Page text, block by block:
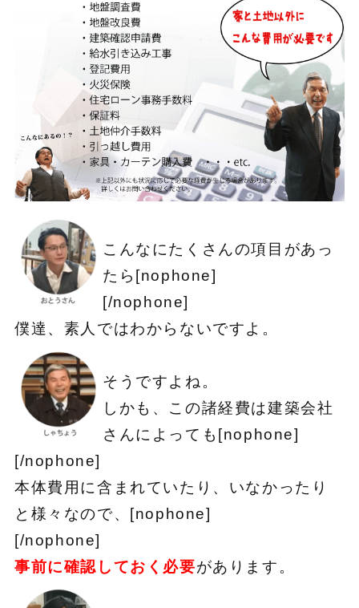
こんなにたくさんの項目があっ
たら[nophone]
[/nophone]
僕達、素人ではわからないですよ。
そうですよね。
しかも、この諸経費は建築会社
さんによっても[nophone]
[/nophone]
本体費用に含まれていたり、いなかったり
と様々なので、[nophone]
[/nophone]
事前に確認しておく必要があります。